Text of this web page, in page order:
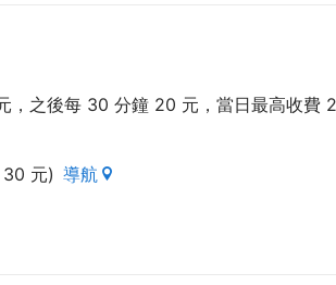
，之後每 30 分鐘 20 元，當日最高收費
30 元) 導航